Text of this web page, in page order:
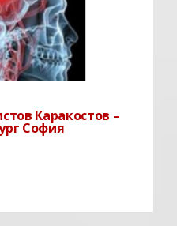
по неврохирургия в
на МУ София, и
неврохирургия в
Св. Иван Рилски – София.
Каракостов –
София